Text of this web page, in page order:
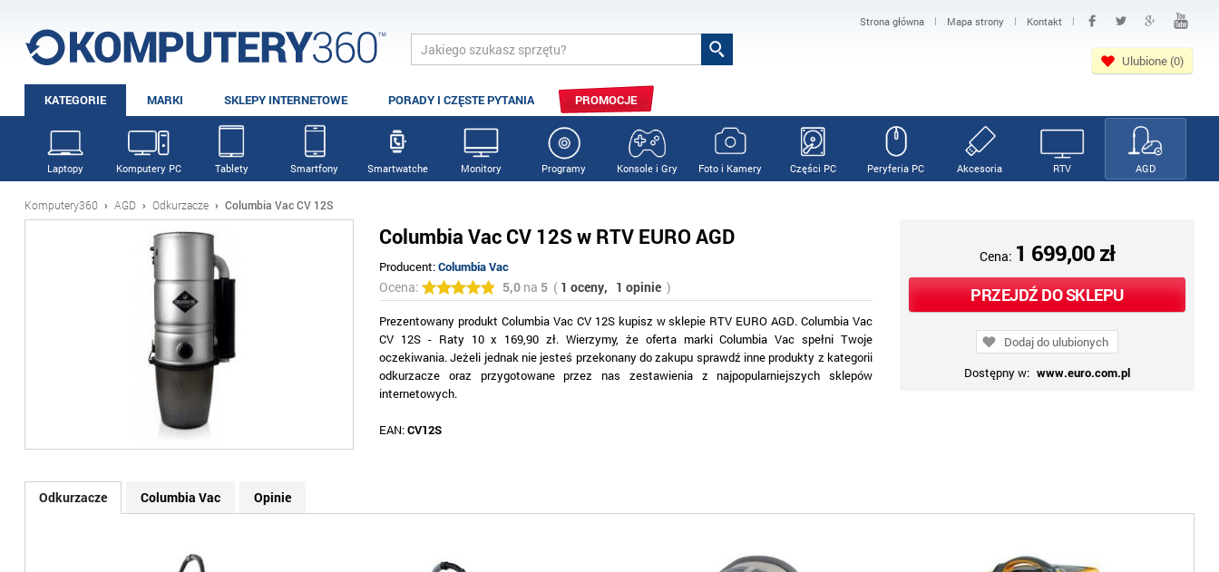
Strona główna | Mapa strony | Kontakt |
Ulubione (0)
KATEGORIE MARKI SKLEPY INTERNETOWE PORADY I CZĘSTE PYTANIA PROMOCJE
Laptopy Komputery PC Tablety Smartfony Smartwatche Monitory Programy Konsole i Gry Foto i Kamery Części PC Peryferia PC Akcesoria RTV AGD
Komputery360 › AGD › Odkurzacze › Columbia Vac CV 12S
Columbia Vac CV 12S w RTV EURO AGD
Producent:Columbia Vac
Ocena: 5,0 na 5 ( 1 oceny, 1 opinie )
Prezentowany produkt Columbia Vac CV 12S kupisz w sklepie RTV EURO AGD. Columbia Vac
CV 12S - Raty 10 x 169,90 zł. Wierzymy, że oferta marki Columbia Vac spełni Twoje
oczekiwania. Jeżeli jednak nie jesteś przekonany do zakupu sprawdź inne produkty z kategorii
odkurzacze oraz przygotowane przez nas zestawienia z najpopularniejszych sklepów
internetowych.
EAN:CV12S
Cena: 1 699,00 zł
PRZEJDŹ DO SKLEPU
Dodaj do ulubionych
Dostępny w: www.euro.com.pl
Odkurzacze Columbia Vac Opinie